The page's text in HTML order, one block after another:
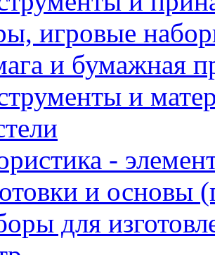
игровые
и бумажная
и
-
и основы
для